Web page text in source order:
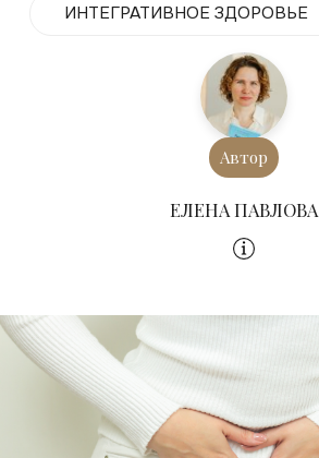
ИНТЕГРАТИВНОЕ ЗДОРОВЬЕ
Автор
ЕЛЕНА ПАВЛОВА